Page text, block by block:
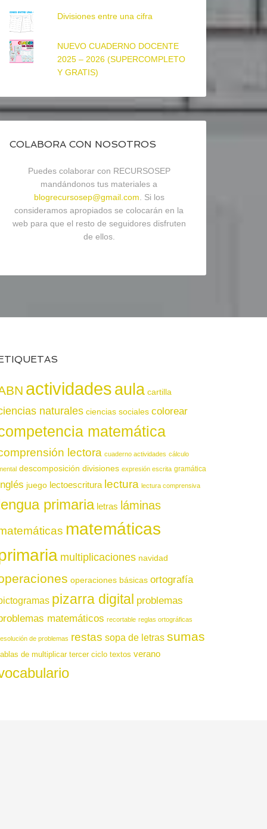
Divisiones entre una cifra
NUEVO CUADERNO DOCENTE
2025 – 2026 (SUPERCOMPLETO
Y GRATIS)
COLABORA CON NOSOTROS
Puedes colaborar con RECURSOSEP
mandándonos tus materiales a
blogrecursosep@gmail.com . Si los
consideramos apropiados se colocarán en la
web para que el resto de seguidores disfruten
de ellos.
actividadesaula cartilla
naturales ciencias sociales colorear
matemática
lectora cuaderno actividades cálculo
descomposición divisiones expresión escrita gramática
juego lectoescritura lectura lectura comprensiva
primaria letras láminas
matemáticas
multiplicaciones navidad
operaciones básicas ortografía
pizarra digital problemas
matemáticos recortable reglas ortográficas
de problemas restas sopa de letras sumas
de multiplicar tercer ciclo textos verano